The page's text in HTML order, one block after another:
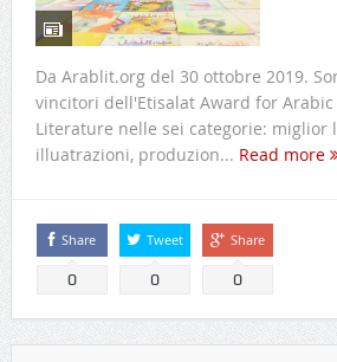
Da Arablit.org del 30 ottobre 2019.
vincitori dell'Etisalat Award for Arabic
Literature nelle sei categorie: miglior
illuatrazioni, produzion... Read more
Share
0
Tweet
0
Share
0